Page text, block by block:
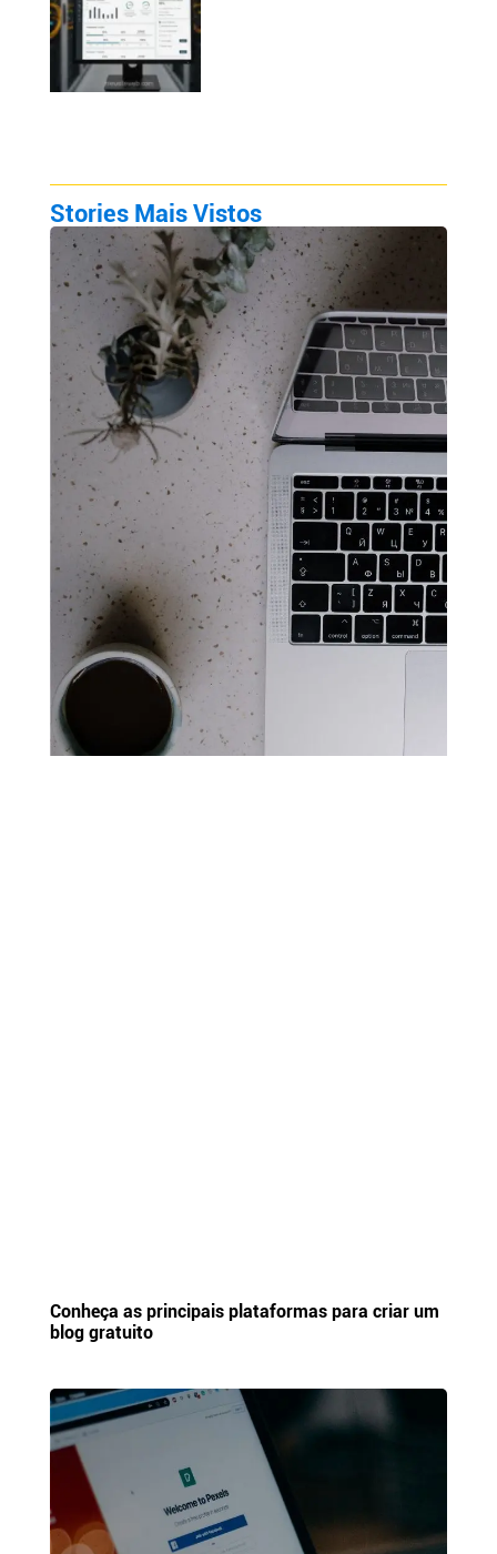
Stories Mais Vistos
Conheça as principais plataformas para criar um
blog gratuito